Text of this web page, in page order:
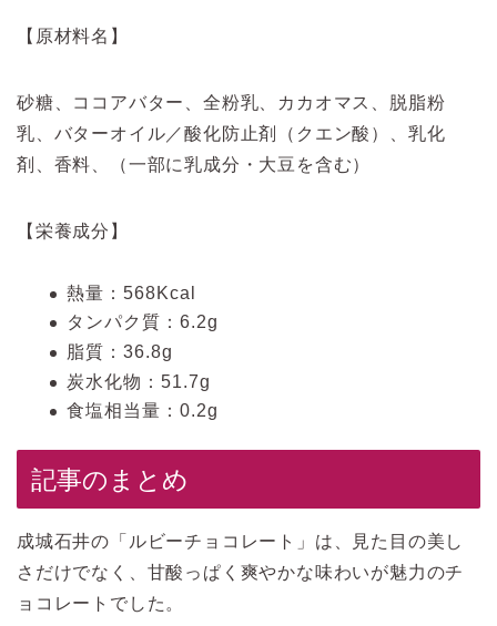
【原材料名】
砂糖、ココアバター、全粉乳、カカオマス、脱脂粉
乳、バターオイル／酸化防止剤（クエン酸）、乳化
剤、香料、（一部に乳成分・大豆を含む）
【栄養成分】
熱量：568Kcal
タンパク質：6.2g
脂質：36.8g
炭水化物：51.7g
食塩相当量：0.2g
記事のまとめ
成城石井の「ルビーチョコレート」は、見た目の美し
さだけでなく、甘酸っぱく爽やかな味わいが魅力のチ
ョコレートでした。